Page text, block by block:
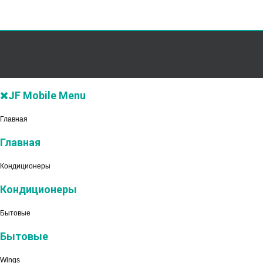
JF Mobile Menu
Главная
Главная
Кондиционеры
Кондиционеры
Бытовые
Бытовые
Wings